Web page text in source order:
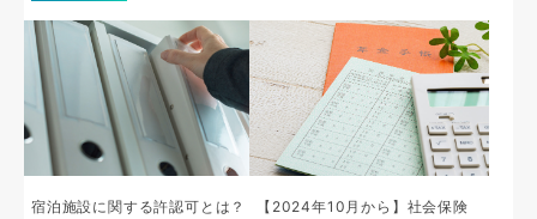
宿泊施設に関する許認可とは？
【2024年10月から】社会保険